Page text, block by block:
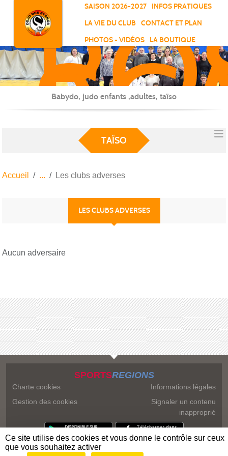
SAISON 2026-2027
INFOS PRATIQUES
LA VIE DU CLUB
CONTACT ET PLAN
PHOTOS - VIDÉOS
LA BOUTIQUE
-
-
Babydo, judo enfants ,adultes, taïso
TAÏSO
Accueil Les clubs adverses
LES CLUBS ADVERSES
Aucun adversaire
SPORTSREGIONS
Charte cookies
Gestion des cookies
Informations légales
Signaler un contenu
inapproprié
Panneau de gestion des cookies
Ce site utilise des cookies et vous donne le contrôle sur ceux
que vous souhaitez activer